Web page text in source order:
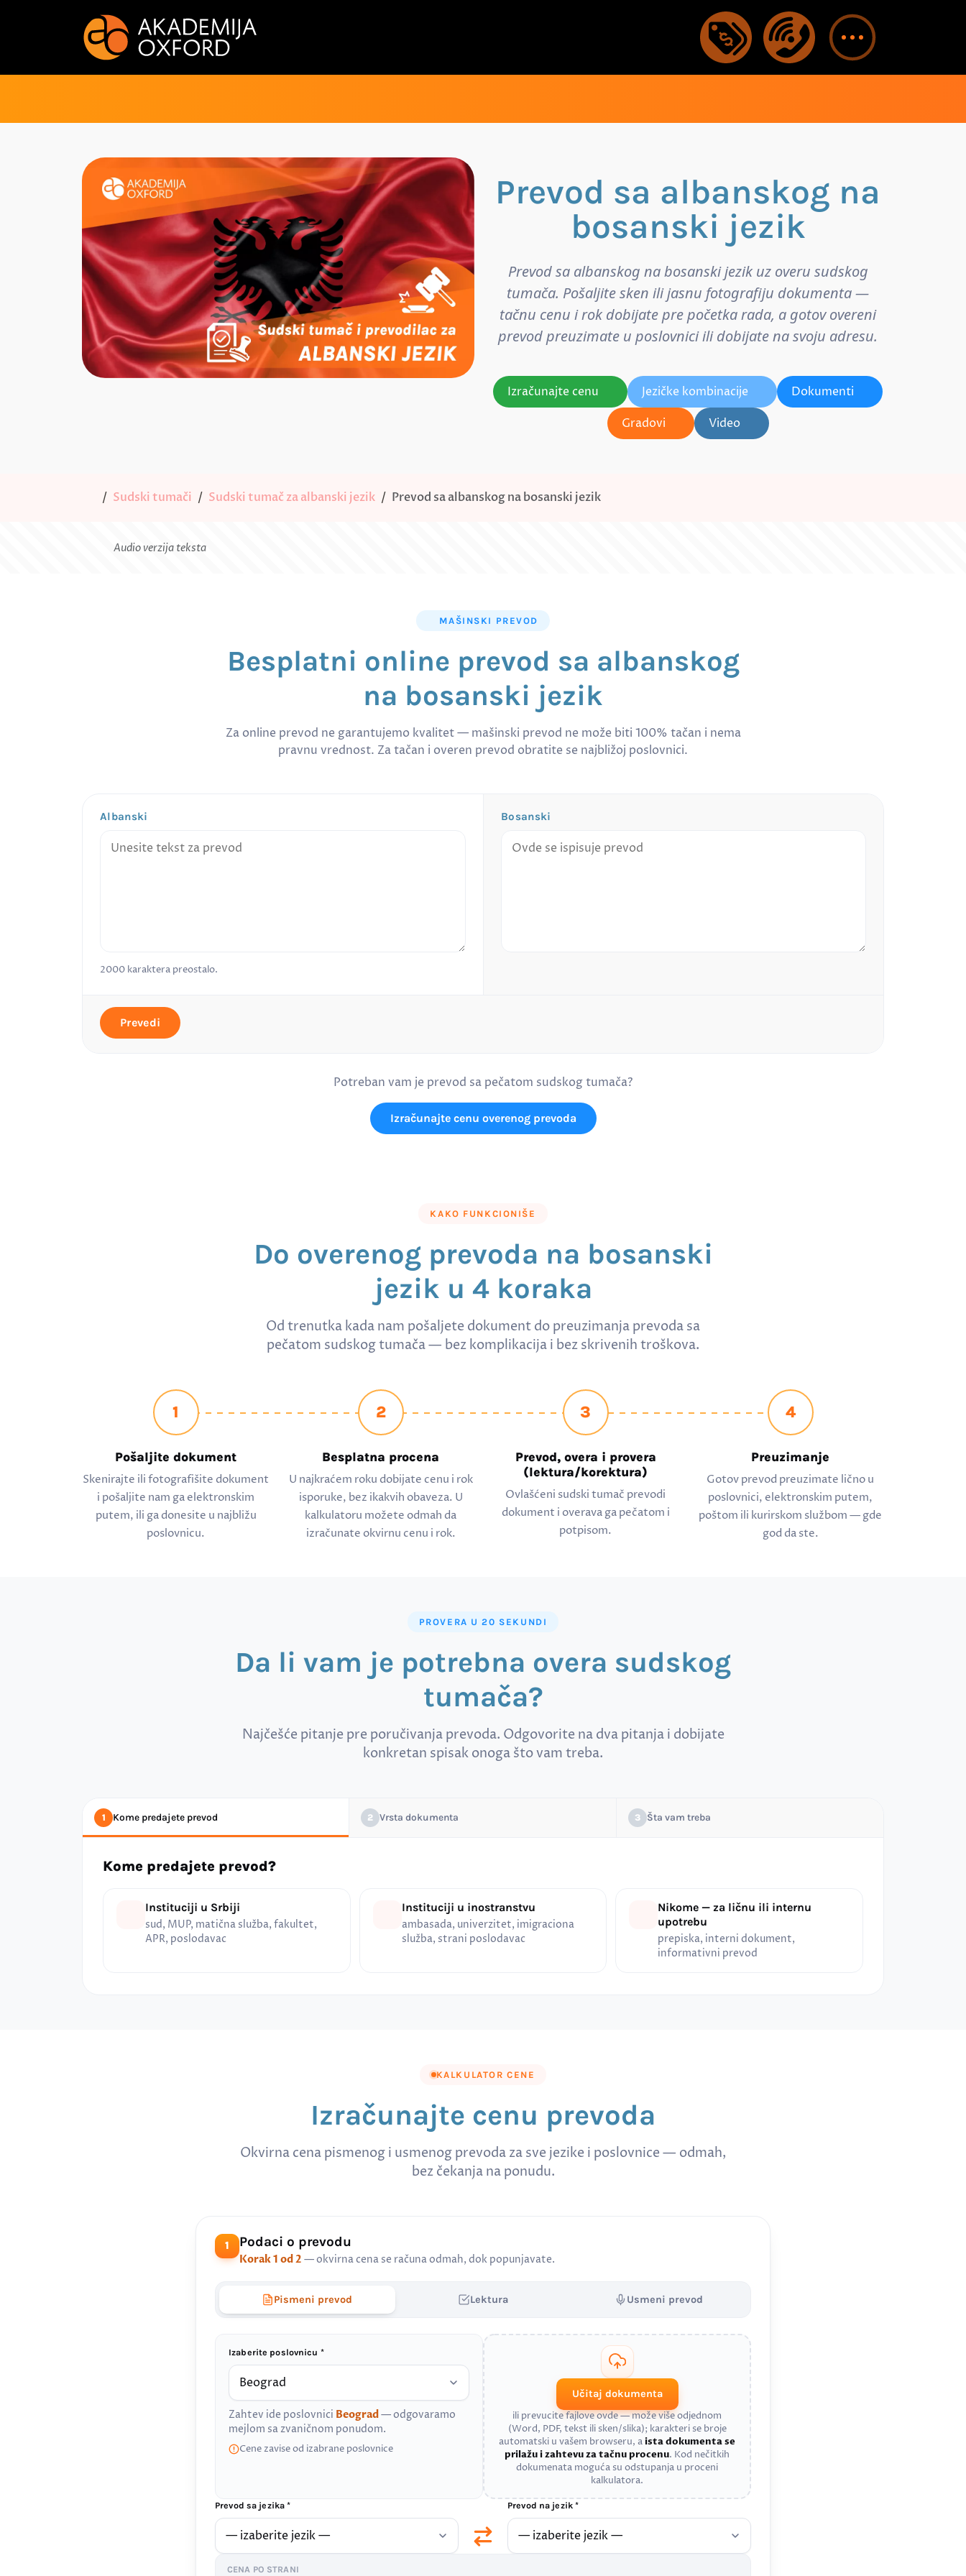
Prevod sa albanskog na
bosanski jezik
Prevod sa albanskog na bosanski jezik uz overu sudskog
tumača. Pošaljite sken ili jasnu fotografiju dokumenta —
tačnu cenu i rok dobijate pre početka rada, a gotov overeni
prevod preuzimate u poslovnici ili dobijate na svoju adresu.
Izračunajte cenu Jezičke kombinacije
Dokumenti
Gradovi
Video
Sudski tumači Sudski tumač za albanski jezik Prevod sa albanskog na bosanski jezik
Audio verzija teksta
MAŠINSKI PREVOD
Besplatni online prevod sa albanskog
na bosanski jezik
Za online prevod ne garantujemo kvalitet — mašinski prevod ne može biti 100% tačan i nema
pravnu vrednost. Za tačan i overen prevod obratite se najbližoj poslovnici.
Albanski
2000 karaktera preostalo.
Bosanski
Prevedi
Potreban vam je prevod sa pečatom sudskog tumača?
Izračunajte cenu overenog prevoda
KAKO FUNKCIONIŠE
Do overenog prevoda na bosanski
jezik u 4 koraka
Od trenutka kada nam pošaljete dokument do preuzimanja prevoda sa
pečatom sudskog tumača — bez komplikacija i bez skrivenih troškova.
1
Pošaljite dokument
Skenirajte ili fotografišite dokument
i pošaljite nam ga elektronskim
putem, ili ga donesite u najbližu
poslovnicu.
2
Besplatna procena
U najkraćem roku dobijate cenu i rok
isporuke, bez ikakvih obaveza. U
kalkulatoru možete odmah da
izračunate okvirnu cenu i rok.
3
Prevod, overa i provera
(lektura/korektura)
Ovlašćeni sudski tumač prevodi
dokument i overava ga pečatom i
potpisom.
4
Preuzimanje
Gotov prevod preuzimate lično u
poslovnici, elektronskim putem,
poštom ili kurirskom službom — gde
god da ste.
PROVERA U 20 SEKUNDI
Da li vam je potrebna overa sudskog
tumača?
Najčešće pitanje pre poručivanja prevoda. Odgovorite na dva pitanja i dobijate
konkretan spisak onoga što vam treba.
1 Kome predajete prevod 2 Vrsta dokumenta 3 Šta vam treba
Kome predajete prevod?
Instituciji u Srbiji
sud, MUP, matična služba, fakultet,
APR, poslodavac
Instituciji u inostranstvu
ambasada, univerzitet, imigraciona
služba, strani poslodavac
Nikome — za ličnu ili internu
upotrebu
prepiska, interni dokument,
informativni prevod
KALKULATOR CENE
Izračunajte cenu prevoda
Okvirna cena pismenog i usmenog prevoda za sve jezike i poslovnice — odmah,
bez čekanja na ponudu.
1 Podaci o prevodu
Korak 1 od 2 — okvirna cena se računa odmah, dok popunjavate.
Pismeni prevod Lektura Usmeni prevod
Izaberite poslovnicu *
Zahtev ide poslovnici Beograd— odgovaramo
mejlom sa zvaničnom ponudom.
Cene zavise od izabrane poslovnice
Učitaj dokumenta
ili prevucite fajlove ovde — može više odjednom
(Word, PDF, tekst ili sken/slika); karakteri se broje
automatski u vašem browseru, aista dokumenta se
prilažu i zahtevu za tačnu procenu. Kod nečitkih
dokumenata moguća su odstupanja u proceni
kalkulatora.
Prevod sa jezika * Prevod na jezik *
CENA PO STRANI